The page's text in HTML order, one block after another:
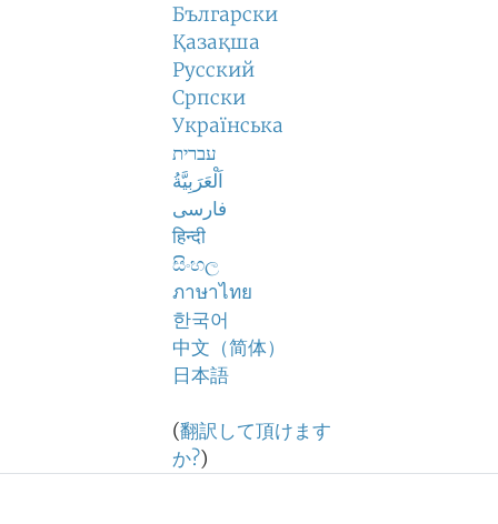
Български
Қазақша
Русский
Српски
Українська
עברית
اَلْعَرَبِيَّةُ
فارسی
हिन्दी
සිංහල
ภาษาไทย
한국어
中文（简体）
日本語
(翻訳して頂けます
か?)